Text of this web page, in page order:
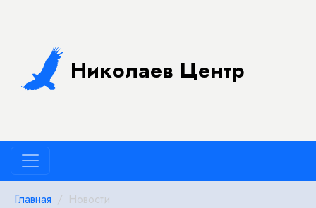
Николаев Центр
Главная Новости